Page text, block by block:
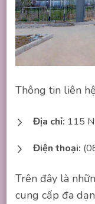
Thông tin liên
Địa chỉ: 115
Điện thoại:
Trên đây là
cung cấp đa